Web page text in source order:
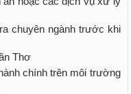
chuyên ngành trước khi
Thơ
chính trên môi trường